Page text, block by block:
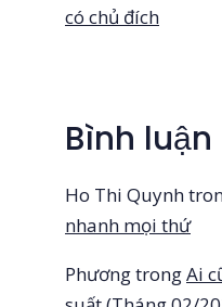
có chủ đích
Bình
Ho Thi Quynh
nhanh mọi thứ
PhươngtrongAi